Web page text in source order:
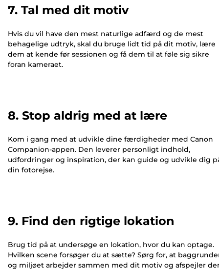
7. Tal med dit motiv
Hvis du vil have den mest naturlige adfærd og de mest
behagelige udtryk, skal du bruge lidt tid på dit motiv, lære
dem at kende før sessionen og få dem til at føle sig sikre
foran kameraet.
8. Stop aldrig med at lære
Kom i gang med at udvikle dine færdigheder med Canon
Companion-appen. Den leverer personligt indhold,
udfordringer og inspiration, der kan guide og udvikle dig
din fotorejse.
9. Find den rigtige lokation
Brug tid på at undersøge en lokation, hvor du kan optage.
Hvilken scene forsøger du at sætte? Sørg for, at
og miljøet arbejder sammen med dit motiv og afspejler